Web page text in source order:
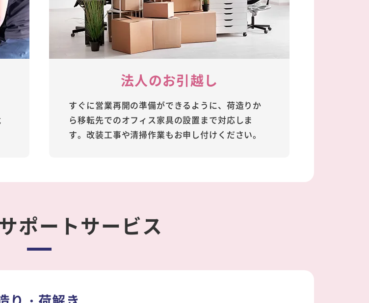
法人のお引越し
すぐに営業再開の準備ができるように、荷造りか
ら移転先でのオフィス家具の設置まで対応しま
す。改装工事や清掃作業もお申し付けください。
ポートサービス